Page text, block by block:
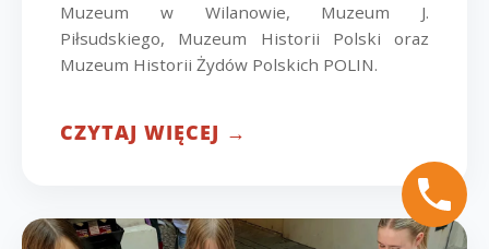
Muzeum w Wilanowie, Muzeum J.
Piłsudskiego, Muzeum Historii Polski oraz
Muzeum Historii Żydów Polskich POLIN.
CZYTAJ WIĘCEJ →